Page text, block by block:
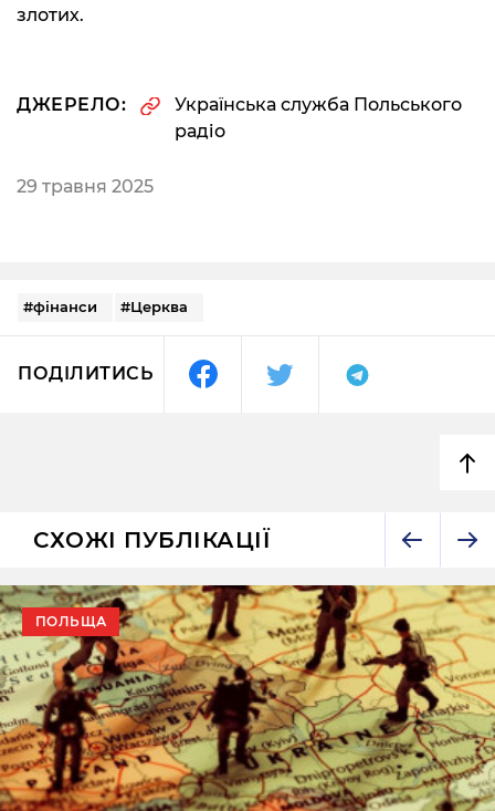
злотих.
ДЖЕРЕЛО:
Українська служба Польського
радіо
29 травня 2025
#фінанси #Церква
ПОДІЛИТИСЬ
СХОЖІ ПУБЛІКАЦІЇ
ПОЛЬЩА